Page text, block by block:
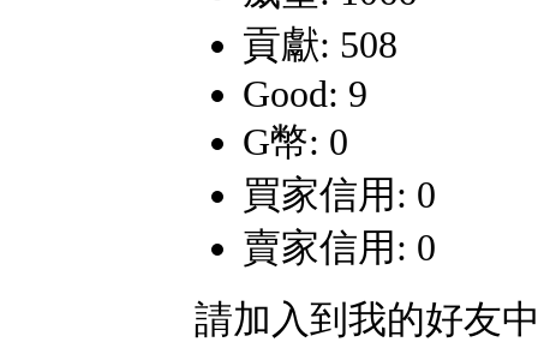
貢獻: 508
Good: 9
G幣: 0
買家信用: 0
賣家信用: 0
請加入到我的好友